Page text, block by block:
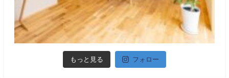
もっと見る フォロー